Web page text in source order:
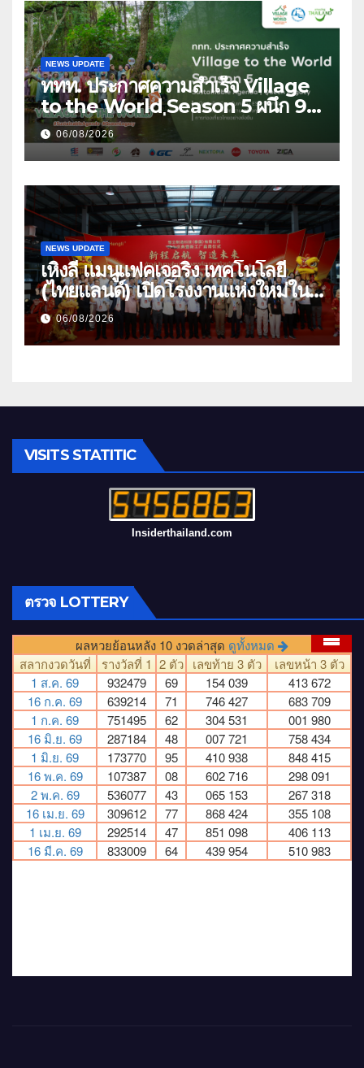
NEWS UPDATE
ททท. ประกาศความสำเร็จ Village
to the World Season 5 ผนึก 9
พันธมิตร ขับเคลื่อน ESG Tourism
สืบสานพระราชปณิธาน สร้างคุณค่า
การท่องเที่ยวไทยอย่างยั่งยืน
06/08/2026
NEWS UPDATE
เหิงลี่ แมนูแฟคเจอริ่ง เทคโนโลยี
(ไทยแลนด์) เปิดโรงงานแห่งใหม่ใน
ชลบุรี เดินหน้าขยายฐานการผลิตสู่
เอเชียตะวันออกเฉียงใต้ เสริมแกร่ง
ยุทธศาสตร์ระดับโลก
06/08/2026
VISITS STATITIC
Insiderthailand.com
ตรวจ LOTTERY